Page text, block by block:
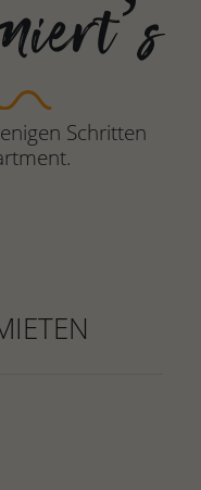
Schritten